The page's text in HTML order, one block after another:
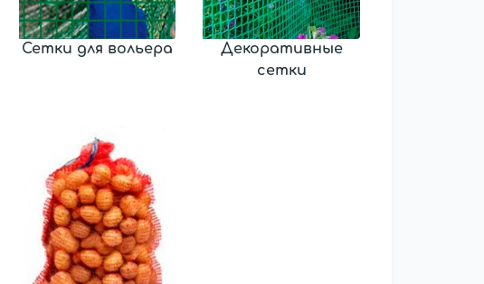
Сетки для вольера
Декоративные
сетки